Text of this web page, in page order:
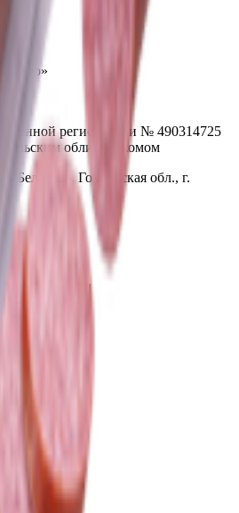
регистрации № 490314725
облисполкомом
Беларусь, Гомельская обл., г.